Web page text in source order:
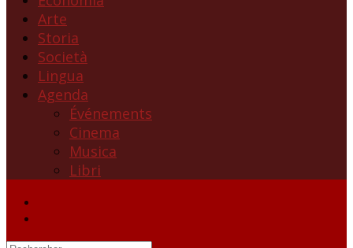
Arte
Storia
Società
Lingua
Agenda
Événements
Cinema
Musica
Libri